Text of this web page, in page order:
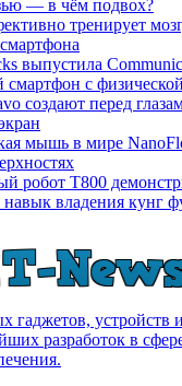
— в чём подвох?
тренирует
выпустила
с
создают перед
мышь в мире
робот Т800
владения кунг
гаджетов, устройств
разработок в